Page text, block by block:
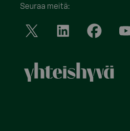
Seuraa meitä: